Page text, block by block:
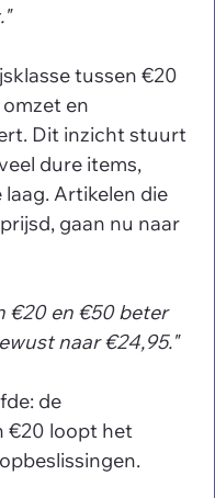
tussen €20
en
Dit inzicht stuurt
dure items,
Artikelen die
gaan nu naar
€20 en €50 beter
naar €24,95."
de
€20 loopt het